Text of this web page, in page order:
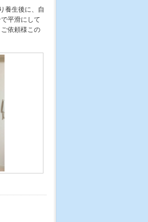
養生後に、自
平滑にして
依頼様この